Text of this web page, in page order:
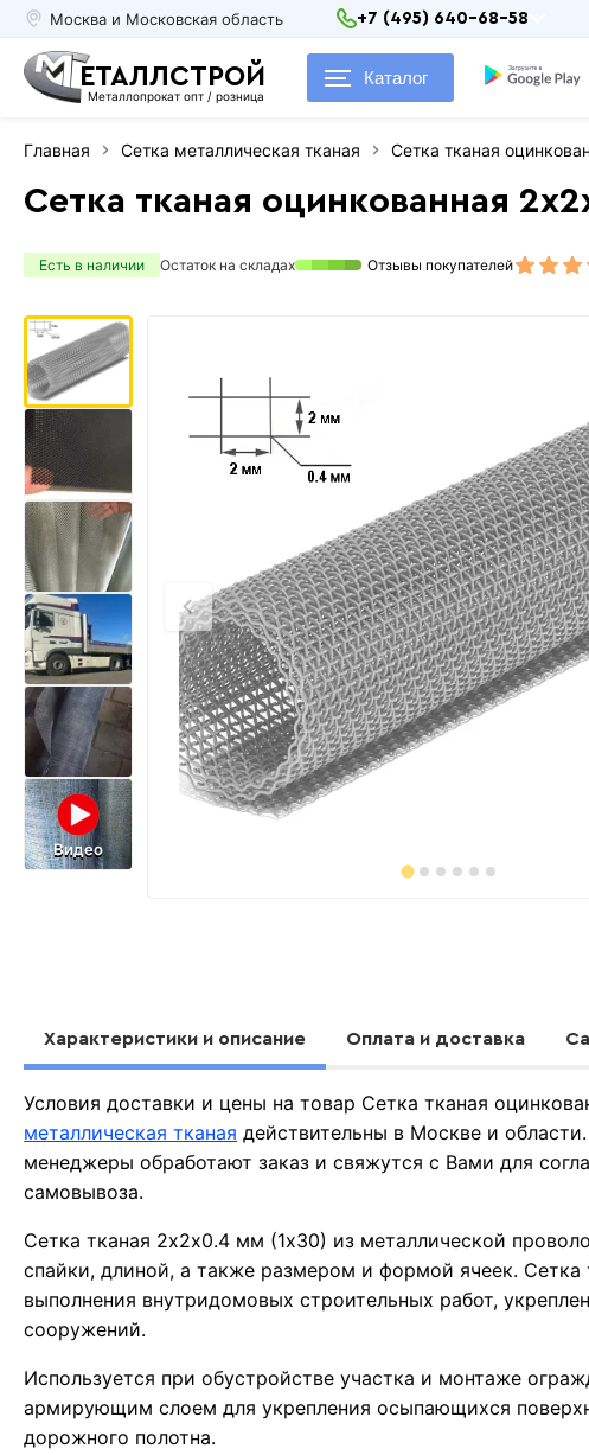
Москва и Московская область +7 (495) 640-68-58
ЕТАЛЛСТРОЙ
Металлопрокат опт / розница
Каталог
Главная Сетка металлическая тканая Сетка тканая
Сетка тканая оцинкованная
Есть в наличии Остаток на складах Отзывы покупателей
Видео
Характеристики и описание Оплата и доставка
Условия доставки и цены на товар Сетка тканая
металлическая тканая действительны в Москве и
менеджеры обработают заказ и свяжутся с Вами для
самовывоза.
Сетка тканая 2х2х0.4 мм (1х30) из металлической
спайки, длиной, а также размером и формой ячеек. Сетка
выполнения внутридомовых строительных работ,
сооружений.
Используется при обустройстве участка и монтаже
армирующим слоем для укрепления осыпающихся
дорожного полотна.